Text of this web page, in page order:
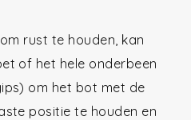
rust te houden, kan
of het hele onderbeen
om het bot met de
positie te houden en